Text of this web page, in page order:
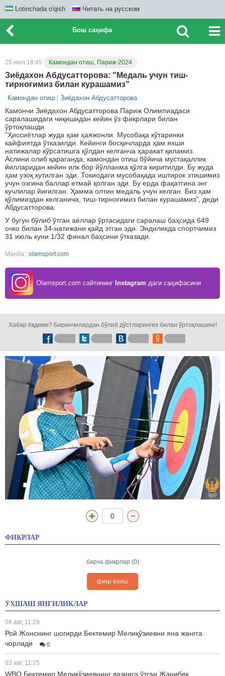
Lotinchada o'qish Читать на русском
Бош саҳифа
25 июл 18:45 Камондан отиш, Париж-2024
Зиёдахон Абдусатторова: "Медаль учун тиш-
тирноғимиз билан курашамиз"
Камондан отиш Зиёдахон Абдусатторова
Камончи Зиёдахон Абдусатторова Париж Олимпиадаси
саралашидаги чиқишидан кейин ўз фикрлари билан
ўртоқлашди.
"Ҳиссиётлар жуда ҳам ҳаяжонли. Мусобақа кўтаринки
кайфиятда ўтказилди. Кейинги босқичларда ҳам яхши
натижалар кўрсатишга қўлдан келганча ҳаракат қиламиз.
Аслини олиб қараганда, камондан отиш бўйича мустақаллик
йилларидан кейин илк бор йўлланма қўлга киритилди. Бу жуда
ҳам узоқ кутилган эди. Токиодаги мусобақада иштирок этишимиз
учун озгина баллар етмай қолган эди. Бу ерда фақатгина энг
кучлилар йиғилган. Ҳамма олтин медаль учун келган. Биз ҳам
қўлимиздан келганича, тиш-тирноғимиз билан курашамиз", деди
Абдусатторова.
У бугун бўлиб ўтган аёллар ўртасидаги саралаш баҳсида 649
очко билан 34-натижани қайд этган эди. Эндиликда спортчимиз
31 июль куни 1/32 финал баҳсини ўтказади.
Манба : olamsport.com
Olamsport.com сайтининг Instagram даги саҳифасини
Хабар ёқдими? Биринчилардан бўлиб дўстларингиз билан ўртоқлашинг!
0
ФИКРЛАР
барча фикрлар (0)
фикр ёзиш
ЎХШАШ ЯНГИЛИКЛАР
04 авг, 11:29
Рой Жонснинг шогирди Бектемир Мелиқўзиевни яна жангга
чорлади
0
03 авг, 11:25
WBO Бектемир Мелиқўзиевнинг вазнига ўтган Жанибек